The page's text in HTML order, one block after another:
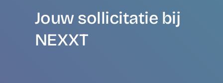
Jouw sollicitatie bij
NEXXT